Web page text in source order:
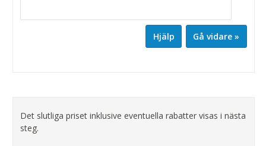
Hjälp
Det slutliga priset inklusive eventuella rabatter visas i nästa
steg.